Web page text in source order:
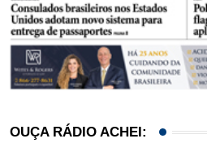
OUÇA RÁDIO ACHEI: